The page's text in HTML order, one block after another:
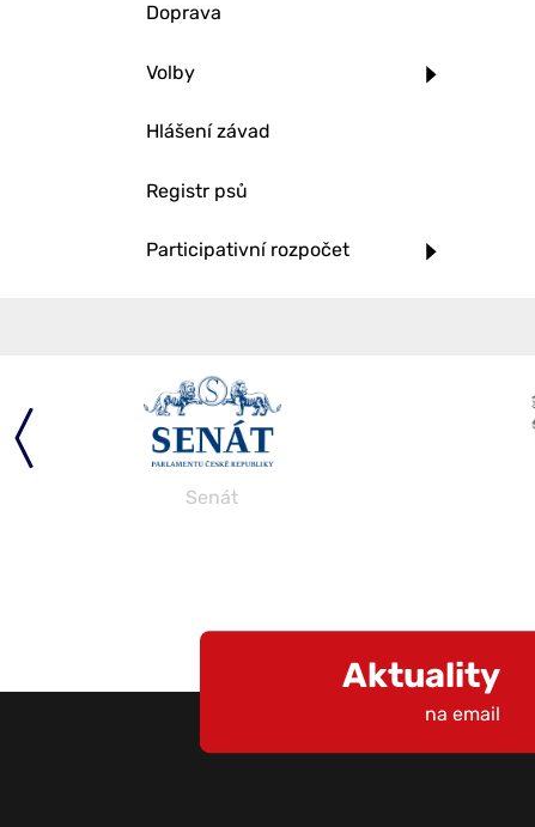
Doprava
Volby
Hlášení závad
Registr psů
Participativní rozpočet
Senát
Aktuality
na email